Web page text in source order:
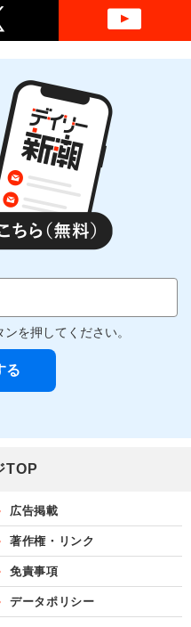
を押してください。
TOP
広告掲載
著作権・リンク
免責事項
データポリシー